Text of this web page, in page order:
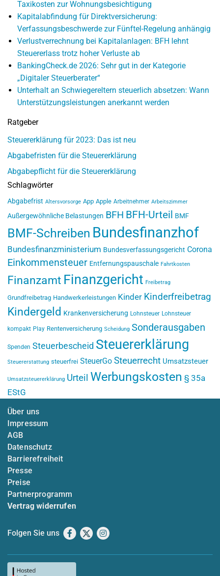
Taxikosten zur Wohnungsbesichtigung
Kapitalabfindung für Direktversicherung:
Verfassungsbeschwerde zur Fünftel-Regelung anhängig
Verlustverrechnung bei Kapitalanlagen: BFH lehnt
Steuererlass trotz hoher Verluste ab
BankingCheck.de 2026: Sehr gut in der Kategorie
„Digitaler Steuerberater“
Unterhalt an Schwiegereltern steuerlich absetzen: Wann
Unterstützungsleistungen anerkannt werden
Ratgeber
Steuererklärung für 2023: Das ist neu
Abgabefristen für die Steuererklärung
Abgabepflicht für die Steuererklärung
Schlagwörter
Abgabefrist Altersvorsorge App Apple Arbeitnehmer Arbeitszimmer
Außergewöhnliche Belastungen BFH BFH-Urteil BMF
BMF-Schreiben Bundesfinanzhof
Bundesfinanzministerium Bundesverfassungsgericht Corona
Einkommensteuer Entfernungspauschale Fahrtkosten
Finanzamt Finanzgericht Freibetrag
Grundfreibetrag Handwerkerleistungen Kinder Kinderfreibetrag
Kindergeld Krankenversicherung Lohnsteuer Lohnsteuer
kompakt Play Rentenversicherung Scheidung Sonderausgaben
Spenden Steuerbescheid Steuererklärung
Steuererstattung steuerfrei SteuerGo Steuerrecht Umsatzsteuer
Umsatzsteuererklärung Urteil Werbungskosten § 35a
EStG
Über uns
Impressum
AGB
Datenschutz
Barrierefreiheit
Presse
Preise
Partnerprogramm
Vertrag widerrufen
Folgen Sie uns Facebook
X Instagram